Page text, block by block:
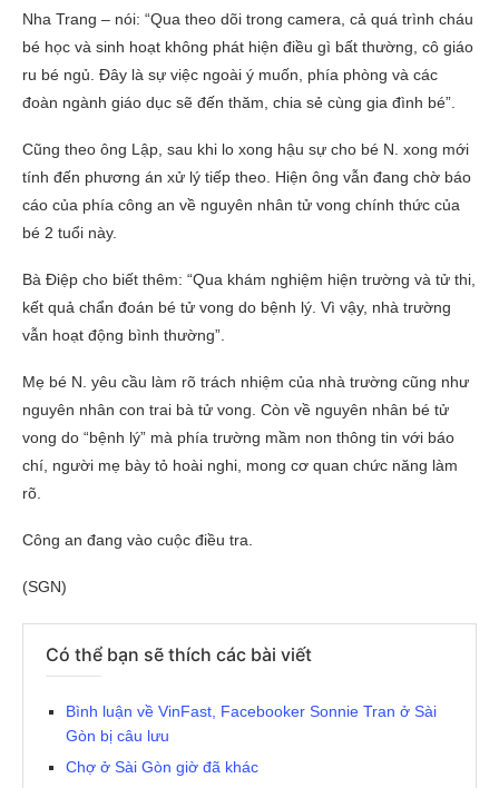
Nha Trang – nói: “Qua theo dõi trong camera, cả quá trình cháu
bé học và sinh hoạt không phát hiện điều gì bất thường, cô giáo
ru bé ngủ. Đây là sự việc ngoài ý muốn, phía phòng và các
đoàn ngành giáo dục sẽ đến thăm, chia sẻ cùng gia đình bé”.
Cũng theo ông Lập, sau khi lo xong hậu sự cho bé N. xong mới
tính đến phương án xử lý tiếp theo. Hiện ông vẫn đang chờ báo
cáo của phía công an về nguyên nhân tử vong chính thức của
bé 2 tuổi này.
Bà Điệp cho biết thêm: “Qua khám nghiệm hiện trường và tử thi,
kết quả chẩn đoán bé tử vong do bệnh lý. Vì vậy, nhà trường
vẫn hoạt động bình thường”.
Mẹ bé N. yêu cầu làm rõ trách nhiệm của nhà trường cũng như
nguyên nhân con trai bà tử vong. Còn về nguyên nhân bé tử
vong do “bệnh lý” mà phía trường mầm non thông tin với báo
chí, người mẹ bày tỏ hoài nghi, mong cơ quan chức năng làm
rõ.
Công an đang vào cuộc điều tra.
(SGN)
Có thể bạn sẽ thích các bài viết
Bình luận về VinFast, Facebooker Sonnie Tran ở Sài
Gòn bị câu lưu
Chợ ở Sài Gòn giờ đã khác